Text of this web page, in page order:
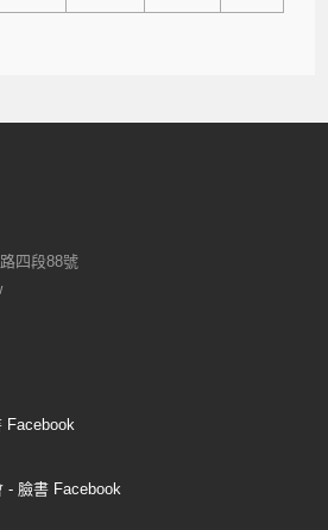
四段88號
Facebook
- 臉書 Facebook